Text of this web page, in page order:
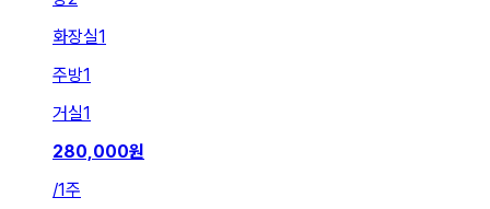
화장실1
주방1
거실1
280,000원
/1주